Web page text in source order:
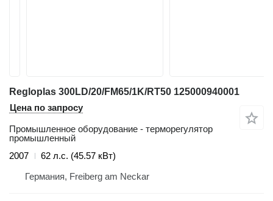
Regloplas 300LD/20/FM65/1K/RT50 125000940001
Цена по запросу
Промышленное оборудование - терморегулятор
промышленный
2007
62 л.с. (45.57 кВт)
Германия, Freiberg am Neckar